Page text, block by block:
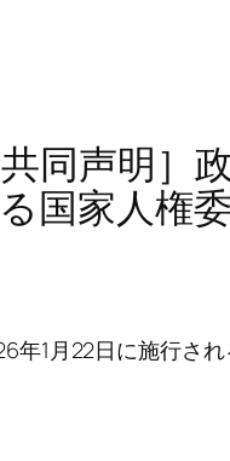
同声明］
国家人権
年1月22日に施行さ